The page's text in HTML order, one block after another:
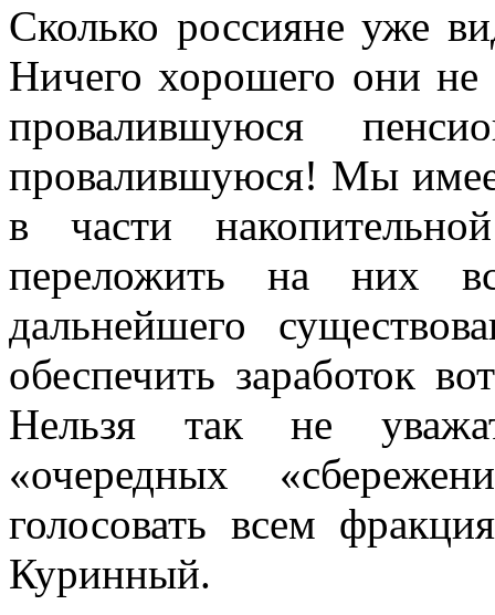
Сколько россияне уже
Ничего хорошего они
провалившуюся
провалившуюся! Мы
в части
переложить на них
дальнейшего
обеспечить заработок
Нельзя так не
«очередных
голосовать всем
Куринный.